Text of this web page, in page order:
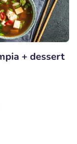
+ dessert